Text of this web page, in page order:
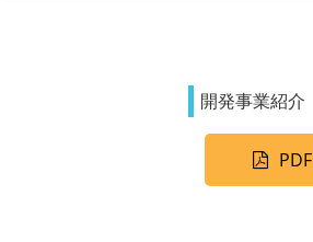
開発事業紹介
PDF